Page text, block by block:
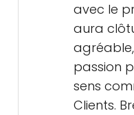
avec le
aura
passion
sens
Clients.